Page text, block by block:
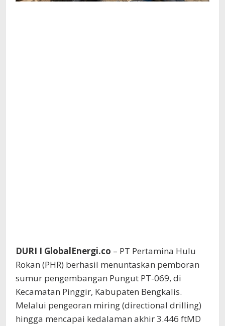
DURI I GlobalEnergi.co – PT Pertamina Hulu
Rokan (PHR) berhasil menuntaskan pemboran
sumur pengembangan Pungut PT-069, di
Kecamatan Pinggir, Kabupaten Bengkalis.
Melalui pengeoran miring (directional drilling)
hingga mencapai kedalaman akhir 3.446 ftMD